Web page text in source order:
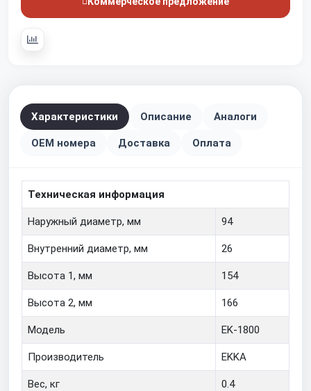
Характеристики Описание Аналоги
OEM номера Доставка Оплата
Техническая информация
Наружный диаметр, мм 94
Внутренний диаметр, мм 26
Высота 1, мм 154
Высота 2, мм 166
Модель EK-1800
Производитель EKKA
Вес, кг 0.4